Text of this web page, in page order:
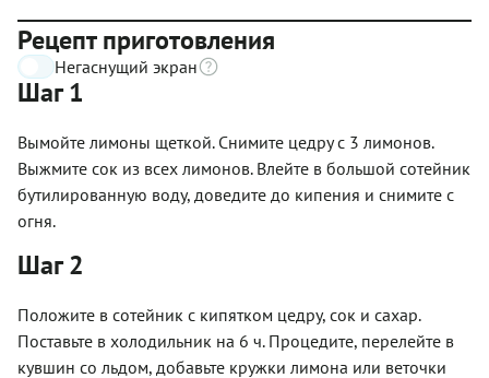
Рецепт приготовления
Негаснущий экран
Шаг 1
Вымойте лимоны щеткой. Снимите цедру с 3 лимонов.
Выжмите сок из всех лимонов. Влейте в большой сотейник
бутилированную воду, доведите до кипения и снимите с
огня.
Шаг 2
Положите в сотейник с кипятком цедру, сок и сахар.
Поставьте в холодильник на 6 ч. Процедите, перелейте в
кувшин со льдом, добавьте кружки лимона или веточки